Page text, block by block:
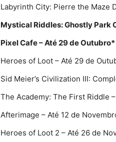
Labyrinth City: Pierre the Maze
Mystical Riddles: Ghostly Park
Pixel Cafe – Até 29 de Outubro*
Heroes of Loot – Até 29 de
Sid Meier’s Civilization III:
The Academy: The First Riddle
Afterimage – Até 12 de
Heroes of Loot 2 – Até 26 de